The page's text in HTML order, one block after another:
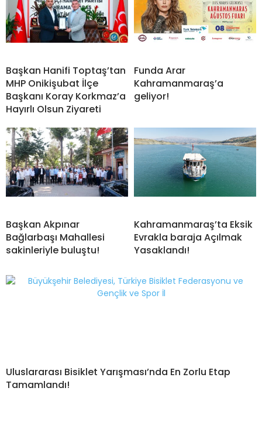
Başkan Hanifi Toptaş’tan
MHP Onikişubat İlçe
Başkanı Koray Korkmaz’a
Hayırlı Olsun Ziyareti
Funda Arar
Kahramanmaraş’a
geliyor!
Başkan Akpınar
Bağlarbaşı Mahallesi
sakinleriyle buluştu!
Kahramanmaraş’ta Eksik
Evrakla baraja Açılmak
Yasaklandı!
Uluslararası Bisiklet Yarışması’nda En Zorlu Etap
Tamamlandı!